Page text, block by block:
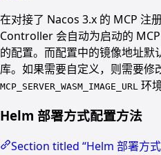
在对接了 Nacos 3.x 的 MCP 注
Controller 会自动为启动的
的配置。而配置中的镜像地址
库。如果需要自定义，则需要
MCP_SERVER_WASM_IMAGE_URL 环
Helm 部署方式配置方法
Section titled “Helm 部署方